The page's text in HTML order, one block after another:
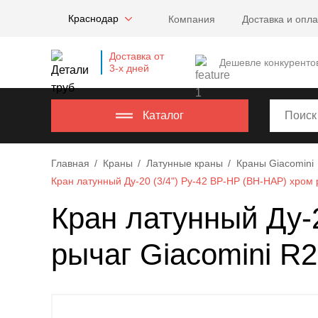
Краснодар Компания Доставка и
Доставка от
3-х дней
Дешевле
Каталог
Главная Краны Латунные краны Краны Giacomini
Кран латунный Ду-20 (3/4") Ру-42 ВР-НР (ВН-НАР) хром
Кран латунный
рычаг Giacomini
Московская
Калужская,
info@example.com